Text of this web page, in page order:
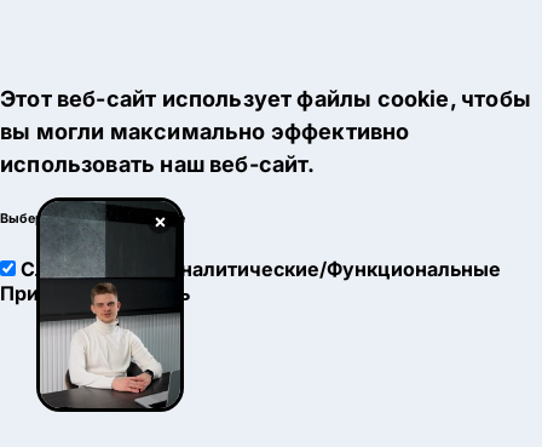
×
Этот веб-сайт использует файлы cookie, чтобы
вы могли максимально эффективно
использовать наш веб-сайт.
Выберите настройки cookie
Служебные
Аналитические/Функциональные
Принять
Настроить